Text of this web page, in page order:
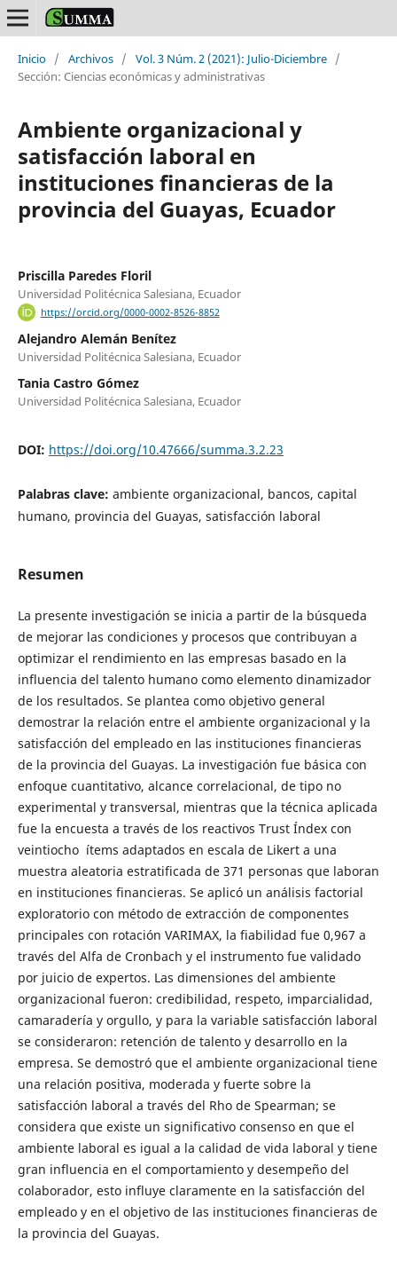
Inicio / Archivos / Vol. 3 Núm. 2 (2021): Julio-Diciembre /
Sección: Ciencias económicas y administrativas
Ambiente organizacional y
satisfacción laboral en
instituciones financieras de la
provincia del Guayas, Ecuador
Priscilla Paredes Floril
Universidad Politécnica Salesiana, Ecuador
https://orcid.org/0000-0002-8526-8852
Alejandro Alemán Benítez
Universidad Politécnica Salesiana, Ecuador
Tania Castro Gómez
Universidad Politécnica Salesiana, Ecuador
DOI: https://doi.org/10.47666/summa.3.2.23
Palabras clave: ambiente organizacional, bancos, capital
humano, provincia del Guayas, satisfacción laboral
Resumen
La presente investigación se inicia a partir de la búsqueda
de mejorar las condiciones y procesos que contribuyan a
optimizar el rendimiento en las empresas basado en la
influencia del talento humano como elemento dinamizador
de los resultados. Se plantea como objetivo general
demostrar la relación entre el ambiente organizacional y la
satisfacción del empleado en las instituciones financieras
de la provincia del Guayas. La investigación fue básica con
enfoque cuantitativo, alcance correlacional, de tipo no
experimental y transversal, mientras que la técnica aplicada
fue la encuesta a través de los reactivos Trust Índex con
veintiocho ítems adaptados en escala de Likert a una
muestra aleatoria estratificada de 371 personas que laboran
en instituciones financieras. Se aplicó un análisis factorial
exploratorio con método de extracción de componentes
principales con rotación VARIMAX, la fiabilidad fue 0,967 a
través del Alfa de Cronbach y el instrumento fue validado
por juicio de expertos. Las dimensiones del ambiente
organizacional fueron: credibilidad, respeto, imparcialidad,
camaradería y orgullo, y para la variable satisfacción laboral
se consideraron: retención de talento y desarrollo en la
empresa. Se demostró que el ambiente organizacional tiene
una relación positiva, moderada y fuerte sobre la
satisfacción laboral a través del Rho de Spearman; se
considera que existe un significativo consenso en que el
ambiente laboral es igual a la calidad de vida laboral y tiene
gran influencia en el comportamiento y desempeño del
colaborador, esto influye claramente en la satisfacción del
empleado y en el objetivo de las instituciones financieras de
la provincia del Guayas.